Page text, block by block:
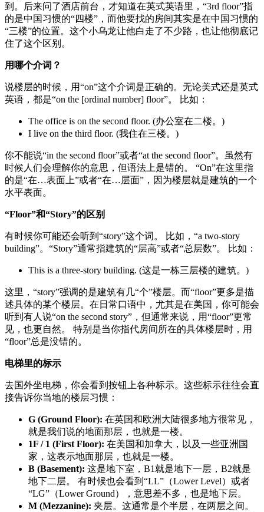
到。后来问了酒店前台，才知道在英式英语里，“3rd floor”指
的是中国习惯的“四楼”，而他要找的房间其实是在中国习惯的
“三楼”的位置。这个小乌龙让他白走了不少路，也让他彻底记
住了这个区别。
用哪个介词？
说楼层的时候，用“on”这个介词是正确的。无论美式还是英式
英语，都是“on the [ordinal number] floor”。 比如：
The office is on the second floor. (办公室在二楼。)
I live on the third floor. (我住在三楼。)
你不能说“in the second floor”或者“at the second floor”。虽然有
时候人们会理解你的意思，但语法上是错的。 “On”在这里指
的是“在…表面上”或者“在…层面”，因为楼层就是建筑的一个
水平表面。
“Floor”和“Story”的区别
有时候你可能还会听到“story”这个词。 比如，“a two-story
building”。“Story”通常指建筑的“层高”或者“总层数”。 比如：
This is a three-story building. (这是一栋三层楼的建筑。)
这里，“story”强调的是建筑有几“个”楼层。而“floor”更多是描
述具体的某个楼层。在日常口语中，尤其是在美国，你可能会
听到有人说“on the second story”，但通常来说，用“floor”更常
见，也更自然。 特别是当你指代房间所在的具体楼层时，用
“floor”总是没错的。
电梯里的标示
去国外坐电梯，你会看到按钮上各种标示。这些标示往往会直
接告诉你当地的楼层习惯：
G (Ground Floor): 在英国和欧洲大陆很多地方很常见，
就是我们说的地面那层，也就是一楼。
1F / 1 (First Floor): 在美国和加拿大，以及一些亚洲国
家，这表示地面那层，也就是一楼。
B (Basement): 这是地下室，B1就是地下一层，B2就是
地下二层。 有时候也会看到“LL”（Lower Level）或者
“LG”（Lower Ground），意思差不多，也是地下层。
M (Mezzanine): 夹层。这通常是个半层，在两层之间。